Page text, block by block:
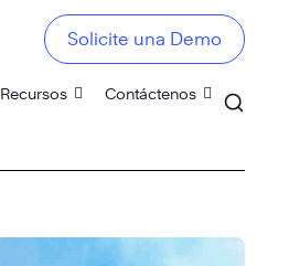
Recursos Contáctenos
Solicite una Demo